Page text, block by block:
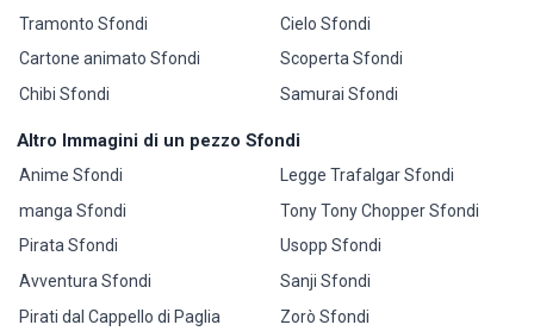
Tramonto Sfondi
Cartone animato Sfondi
Chibi Sfondi
Cielo Sfondi
Scoperta Sfondi
Samurai Sfondi
Altro Immagini di un pezzo Sfondi
Anime Sfondi
manga Sfondi
Pirata Sfondi
Avventura Sfondi
Pirati dal Cappello di Paglia
Legge Trafalgar Sfondi
Tony Tony Chopper Sfondi
Usopp Sfondi
Sanji Sfondi
Zorò Sfondi